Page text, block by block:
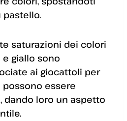
saturazioni dei colori
giallo sono
ai giocattoli per
essere
dando loro un aspetto